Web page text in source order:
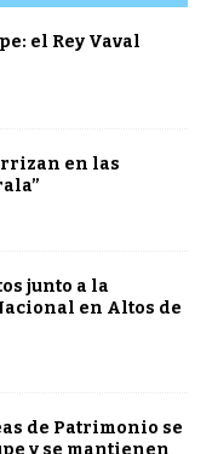
el Rey Vaval
en las
junto a la
en Altos de
de Patrimonio se